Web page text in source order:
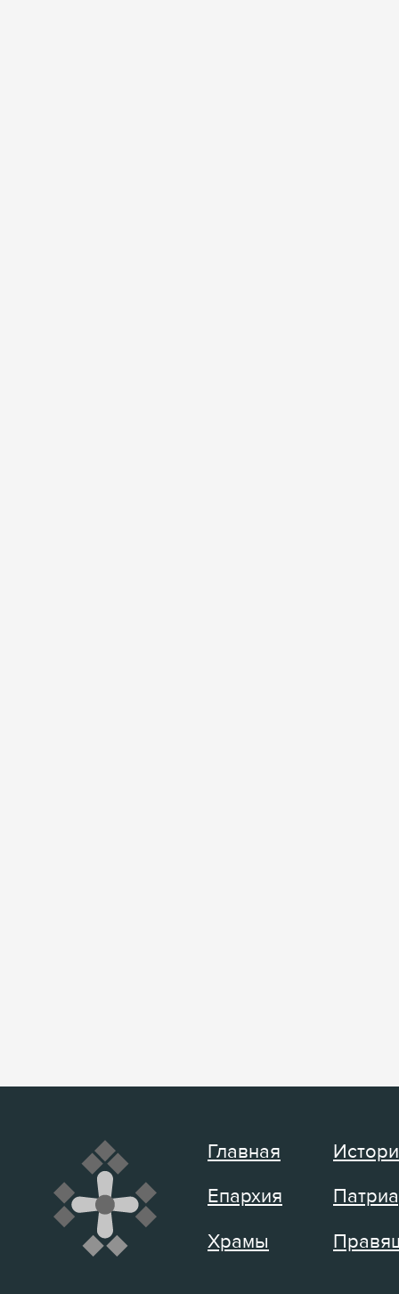
Главная
Епархия
Храмы